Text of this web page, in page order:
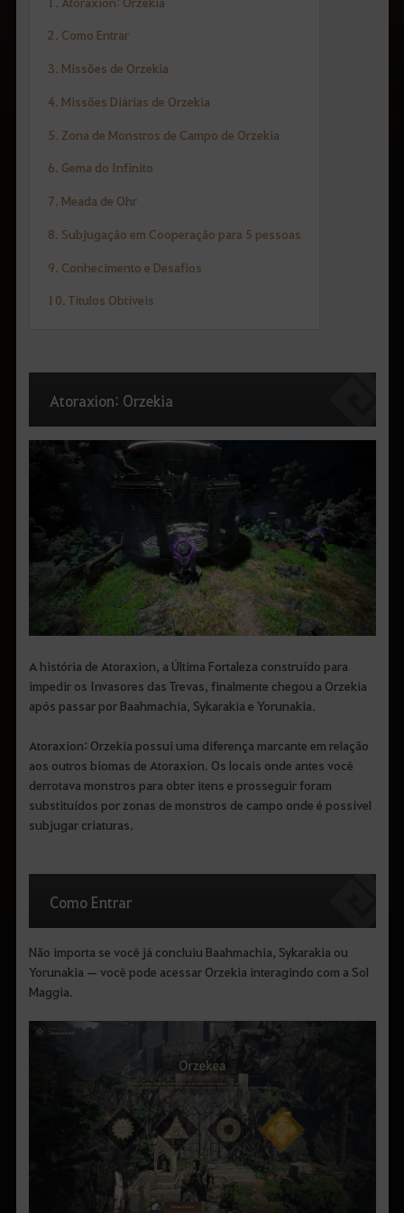
2. Como Entrar
3. Missões de Orzekia
4. Missões Diárias de Orzekia
5. Zona de Monstros de Campo de Orzekia
6. Gema do Infinito
7. Meada de Ohr
8. Subjugação em Cooperação para 5 pessoas
9. Conhecimento e Desafios
10. Títulos Obtíveis
Atoraxion: Orzekia
A história de Atoraxion, a Última Fortaleza construído para
impedir os Invasores das Trevas, finalmente chegou a Orzekia
após passar por Baahmachia, Sykarakia e Yorunakia.
Atoraxion: Orzekia possui uma diferença marcante em relação
aos outros biomas de Atoraxion. Os locais onde antes você
derrotava monstros para obter itens e prosseguir foram
substituídos por zonas de monstros de campo onde é possível
subjugar criaturas.
Como Entrar
Não importa se você já concluiu Baahmachia, Sykarakia ou
Yorunakia — você pode acessar Orzekia interagindo com a Sol
Maggia.